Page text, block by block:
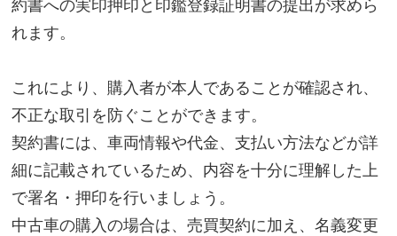
約書への実印押印と印鑑登録証明書の提出が求めら
れます。
これにより、購入者が本人であることが確認され、
不正な取引を防ぐことができます。
契約書には、車両情報や代金、支払い方法などが詳
細に記載されているため、内容を十分に理解した上
で署名・押印を行いましょう。
中古車の購入の場合は、売買契約に加え、名義変更